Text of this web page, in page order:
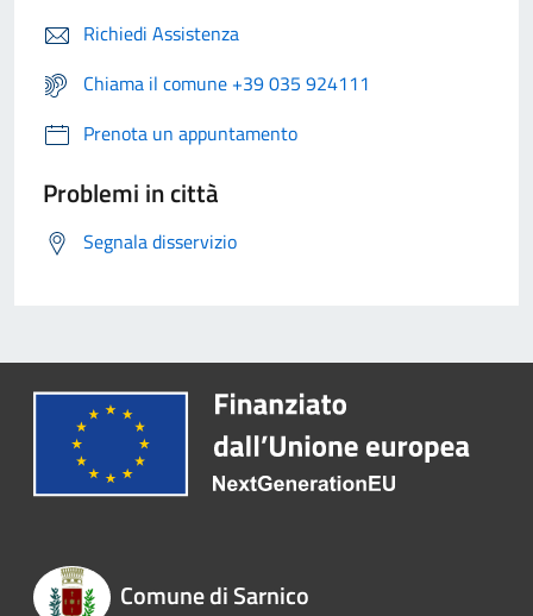
Richiedi Assistenza
Chiama il comune +39 035 924111
Prenota un appuntamento
Problemi in città
Segnala disservizio
Comune di Sarnico